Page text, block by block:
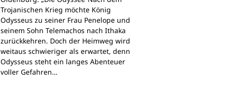
Trojanischen Krieg möchte König
Odysseus zu seiner Frau Penelope und
seinem Sohn Telemachos nach Ithaka
zurückkehren. Doch der Heimweg wird
weitaus schwieriger als erwartet, denn
Odysseus steht ein langes Abenteuer
voller Gefahren…